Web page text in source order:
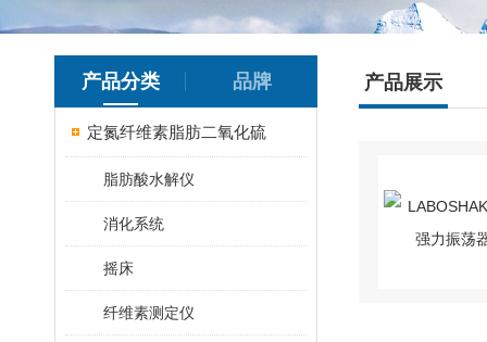
产品分类 品牌
定氮纤维素脂肪二氧化硫
脂肪酸水解仪
消化系统
摇床
纤维素测定仪
产品展示